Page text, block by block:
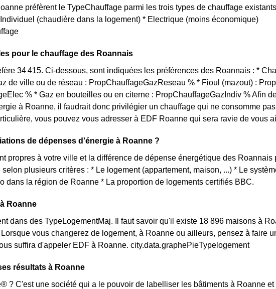
préfèrent le TypeChauffage parmi les trois types de chauffage existants
(chaudière dans la logement) * Electrique (moins économique)
pour le chauffage des Roannais
34 415. Ci-dessous, sont indiquées les préférences des Roannais : *
de ville ou de réseau : PropChauffageGazReseau % * Fioul (mazout) :
% * Gaz en bouteilles ou en citerne : PropChauffageGazIndiv % Afin
à Roanne, il faudrait donc privilégier un chauffage qui ne consomme
vous pouvez vous adresser à EDF Roanne qui sera ravie de vous
de dépenses d'énergie à Roanne ?
propres à votre ville et la différence de dépense énergétique des Roannais
plusieurs critères : * Le logement (appartement, maison, ...) * Le
dans la région de Roanne * La proportion de logements certifiés BBC.
Roanne
dans des TypeLogementMaj. Il faut savoir qu'il existe 18 896 maisons à
vous changerez de logement, à Roanne ou ailleurs, pensez à faire
suffira d'appeler EDF à Roanne. city.data.graphePieTypelogement
résultats à Roanne
? C'est une société qui a le pouvoir de labelliser les bâtiments à Roanne